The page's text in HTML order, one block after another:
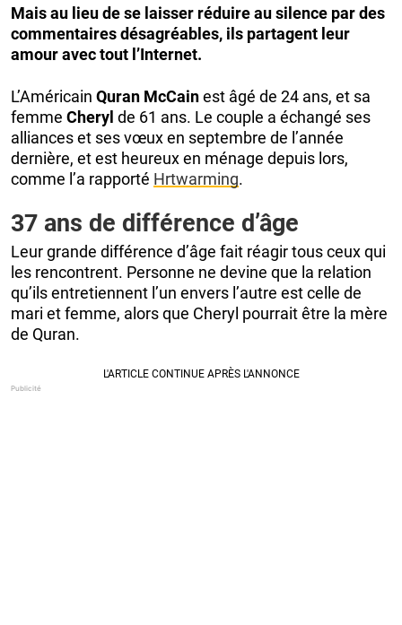
Mais au lieu de se laisser réduire au silence par des
commentaires désagréables, ils partagent leur
amour avec tout l’Internet.
L’Américain Quran McCainest âgé de 24 ans, et sa
femme Cheryl de 61 ans. Le couple a échangé ses
alliances et ses vœux en septembre de l’année
dernière, et est heureux en ménage depuis lors,
comme l’a rapporté Hrtwarming.
37 ans de différence d’âge
Leur grande différence d’âge fait réagir tous ceux qui
les rencontrent. Personne ne devine que la relation
qu’ils entretiennent l’un envers l’autre est celle de
mari et femme, alors que Cheryl pourrait être la mère
de Quran.